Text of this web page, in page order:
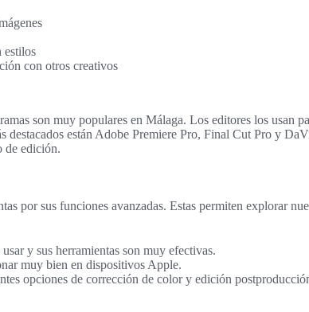
estilos
con otros creativos
son muy populares en Málaga. Los editores los usan
destacados están Adobe Premiere Pro, Final Cut Pro y
de edición.
por sus funciones avanzadas. Estas permiten explorar
y sus herramientas son muy efectivas.
muy bien en dispositivos Apple.
opciones de corrección de color y edición